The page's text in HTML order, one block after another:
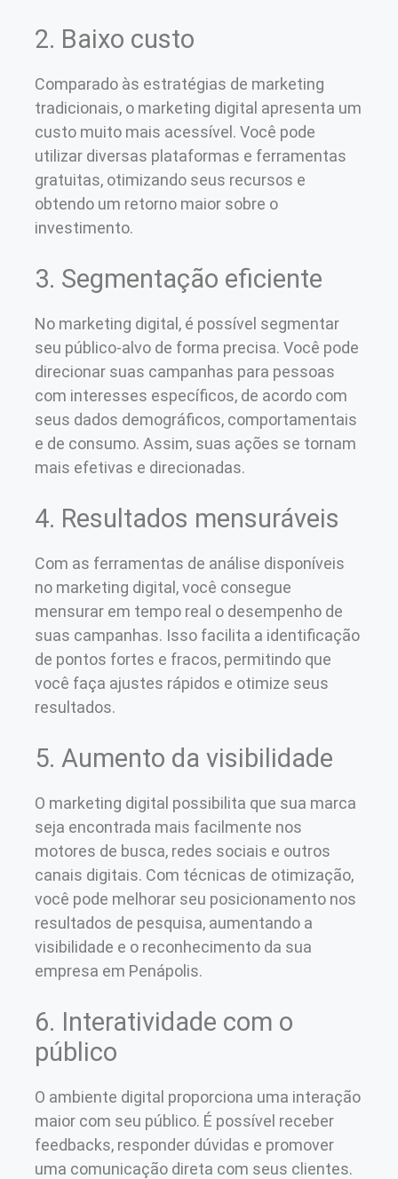
2. Baixo custo
Comparado às estratégias de marketing
tradicionais, o marketing digital apresenta um
custo muito mais acessível. Você pode
utilizar diversas plataformas e ferramentas
gratuitas, otimizando seus recursos e
obtendo um retorno maior sobre o
investimento.
3. Segmentação eficiente
No marketing digital, é possível segmentar
seu público-alvo de forma precisa. Você pode
direcionar suas campanhas para pessoas
com interesses específicos, de acordo com
seus dados demográficos, comportamentais
e de consumo. Assim, suas ações se tornam
mais efetivas e direcionadas.
4. Resultados mensuráveis
Com as ferramentas de análise disponíveis
no marketing digital, você consegue
mensurar em tempo real o desempenho de
suas campanhas. Isso facilita a identificação
de pontos fortes e fracos, permitindo que
você faça ajustes rápidos e otimize seus
resultados.
5. Aumento da visibilidade
O marketing digital possibilita que sua marca
seja encontrada mais facilmente nos
motores de busca, redes sociais e outros
canais digitais. Com técnicas de otimização,
você pode melhorar seu posicionamento nos
resultados de pesquisa, aumentando a
visibilidade e o reconhecimento da sua
empresa em Penápolis.
6. Interatividade com o
público
O ambiente digital proporciona uma interação
maior com seu público. É possível receber
feedbacks, responder dúvidas e promover
uma comunicação direta com seus clientes.